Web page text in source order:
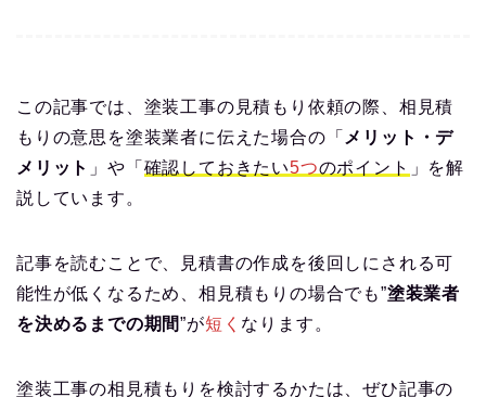
この記事では、塗装工事の見積もり依頼の際、相見積
もりの意思を塗装業者に伝えた場合の「 メリット・デ
メリット 」や「 確認しておきたい5つのポイント 」を解
説しています。
記事を読むことで、見積書の作成を後回しにされる可
能性が低くなるため、相見積もりの場合でも”塗装業者
を決めるまでの期間”が短く なります。
塗装工事の相見積もりを検討するかたは、ぜひ記事の